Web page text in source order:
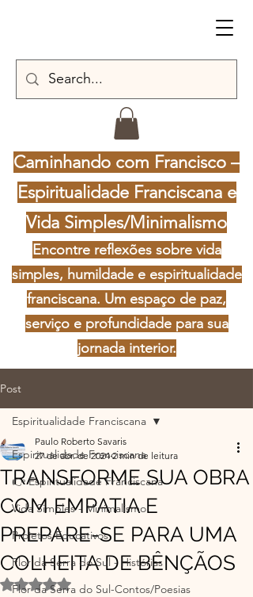
Caminhando com Francisco –
Espiritualidade Franciscana e
Vida Simples/Minimalismo
Encontre reflexões sobre vida
simples, humildade e espiritualidade
franciscana. Um espaço de paz,
serviço e profundidade para sua
jornada interior.
Post
Espiritualidade Franciscana
👉 Espiritualidade Franciscana
Vida Simples - Minimalismo
Projetos Educativos
Flor da Serra do Sul - Histórias
Flor da Serra do Sul-Contos/Poesias
Espiritualidade Franciscana
TRANSFORME SUA OBRA
COM EMPATIA E
PREPARE-SE PARA UMA
COLHEITA DE BÊNÇÃOS
Paulo Roberto Savaris
27 de abr. de 2024 2 min de leitura
Avaliado com NaN de 5 estrelas.